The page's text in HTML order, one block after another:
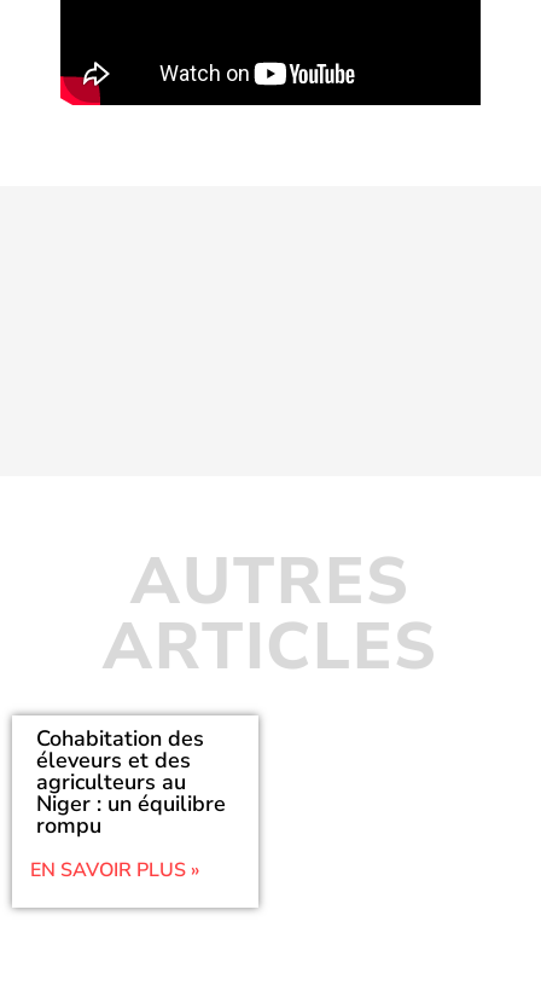
AUTRES
ARTICLES
Cohabitation des
éleveurs et des
agriculteurs au
Niger : un équilibre
rompu
EN SAVOIR PLUS »